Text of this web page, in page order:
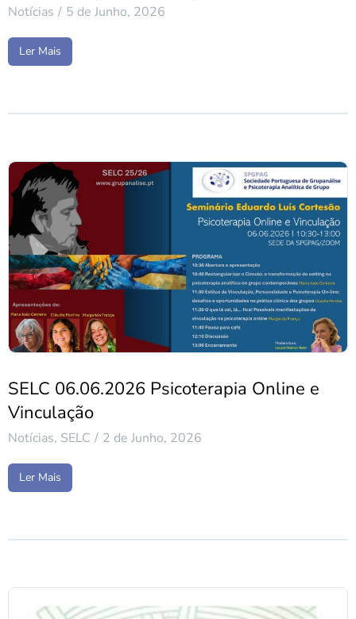
Notícias 5 de Junho, 2026
Ler Mais
SELC 06.06.2026 Psicoterapia Online e
Vinculação
Notícias, SELC 2 de Junho, 2026
Ler Mais